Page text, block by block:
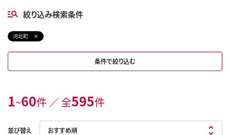
絞り込み検索条件
河北町
条件で絞り込む
1~60件 ／ 全595件
並び替え